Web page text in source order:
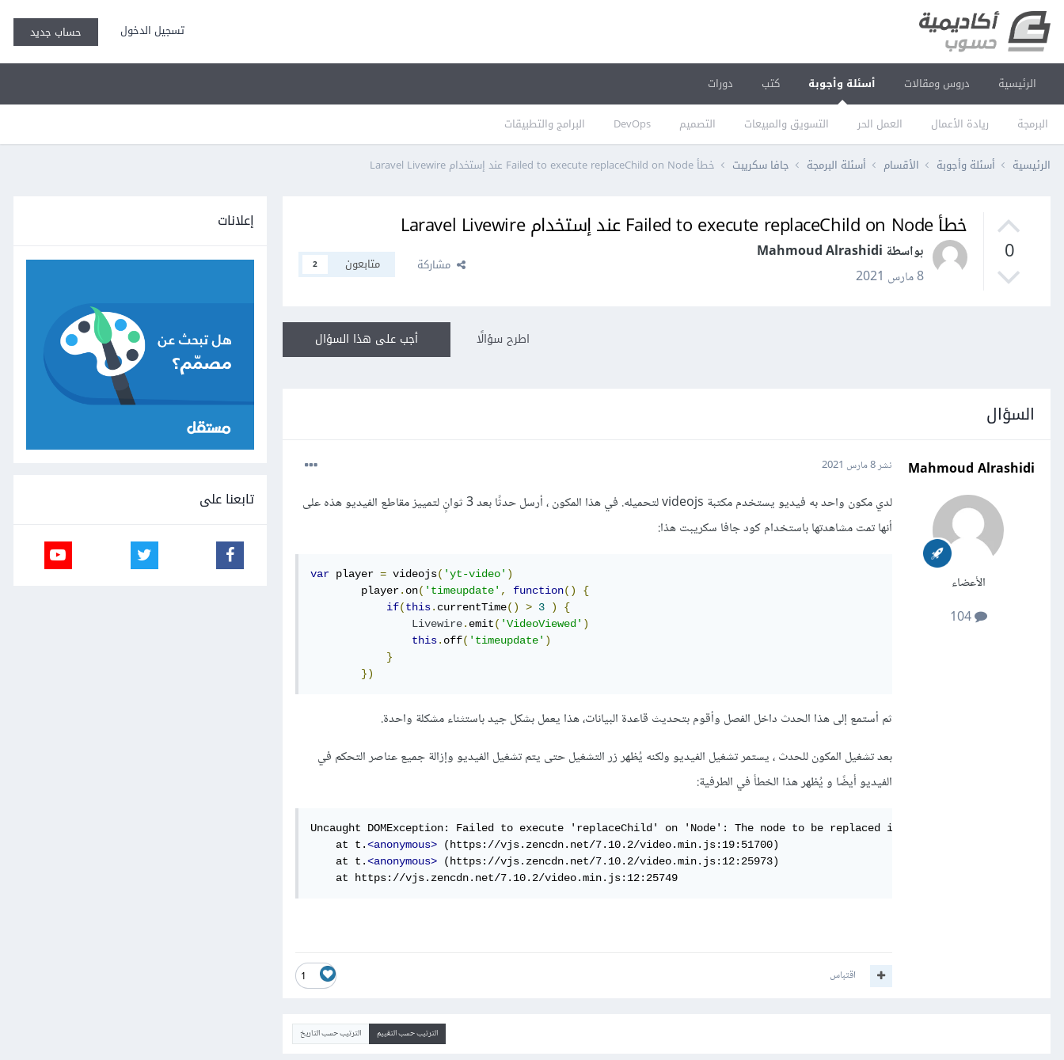
تسجيل الدخول حساب جديد
الرئيسية دروس ومقالات أسئلة وأجوبة
البرمجة ريادة الأعمال العمل الحر التسويق والمبيعات التصميم DevOps البرامج والتطبيقات
كتب دورات
الرئيسية أسئلة وأجوبة الأقسام أسئلة البرمجة جافا سكريبت خطأ Failed to execute replaceChild on Node عند إستخدام Laravel Livewire
0
خطأ Failed to execute replaceChild on Node عند إستخدام Laravel Livewire
بواسطة Mahmoud Alrashidi
8 مارس 2021
مشاركة متابعون 2
أجب على هذا السؤال اطرح سؤالًا
السؤال
Mahmoud Alrashidi
الأعضاء
104
نشر8 مارس 2021
لدي مكون واحد به فيديو يستخدم مكتبة videojs لتحميله. في هذا المكون ، أرسل حدثًا بعد 3 ثوانٍ لتمييز مقاطع الفيديو هذه على
أنها تمت مشاهدتها باستخدام كود جافا سكريبت هذا:
var player = videojs( 'yt-video' )
        player
. on( 'timeupdate' , function()
{
if(this. currentTime() > 3 )
{
Livewire. emit( 'VideoViewed' )
this. off( 'timeupdate' )
}
})
ثم أستمع إلى هذا الحدث داخل الفصل وأقوم بتحديث قاعدة البيانات، هذا يعمل بشكل جيد باستثناء مشكلة واحدة.
بعد تشغيل المكون للحدث ، يستمر تشغيل الفيديو ولكنه يُظهر زر التشغيل حتى يتم تشغيل الفيديو وإزالة جميع عناصر التحكم في
الفيديو أيضًا و يُظهر هذا الخطأ في الطرفية:
Uncaught DOMException: Failed to execute 'replaceChild' on 'Node': The node to be replaced is not a child of this node.
    at t.
<anonymous> (https://vjs.zencdn.net/7.10.2/video.min.js:19:51700)
    at t.
<anonymous> (https://vjs.zencdn.net/7.10.2/video.min.js:12:25973)
    at https://vjs.zencdn.net/7.10.2/video.min.js:12:25749
1 اقتباس
الترتيب حسب التقييم الترتيب حسب التاريخ
إعلانات
تابعنا على